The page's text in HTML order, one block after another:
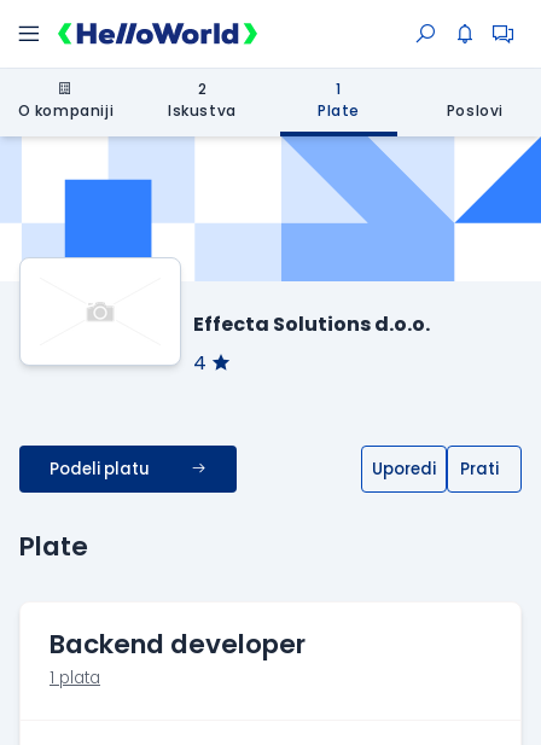
O kompaniji
2
Iskustva
1
Plate
Poslovi
Effecta Solutions d.o.o.
4
Podeli platu Uporedi Prati
Plate
Backend developer
1 plata